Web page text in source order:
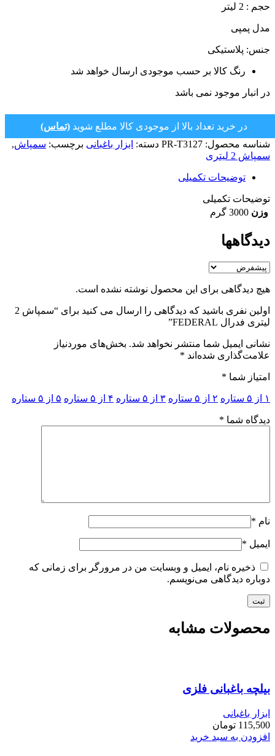
حجم : 2 لیتر
مدل پمپی
جنس: پلاستیکی
رنگ کالا بر حسب موجودی ارسال خواهد شد
در انبار موجود نمی باشد
در خرید تعداد بالا از موجودی کالا مطلع شوید(تماس)
شناسه محصول: PR-T3127 دسته: ابزار باغبانی برچسب: سمپاش,
سمپاش 2 لیتری
توضیحات تکمیلی
توضیحات تکمیلی
وزن 3000 گرم
دیدگاهها
هیچ دیدگاهی برای این محصول نوشته نشده است.
اولین نفری باشید که دیدگاهی را ارسال می کنید برای “سمپاش 2
لیتری فدرال FEDERAL”
نشانی ایمیل شما منتشر نخواهد شد. بخش‌های موردنیاز
علامت‌گذاری شده‌اند *
امتیاز شما *
۱ از ۵ ستاره ۲ از ۵ ستاره ۳ از ۵ ستاره ۴ از ۵ ستاره ۵ از ۵ ستاره
دیدگاه شما *
نام *
ایمیل *
ذخیره نام، ایمیل و وبسایت من در مرورگر برای زمانی که
دوباره دیدگاهی می‌نویسم.
محصولات مشابه
بیلچه باغبانی فلزی
ابزار باغبانی
115,500 تومان
افزودن به سبد خرید